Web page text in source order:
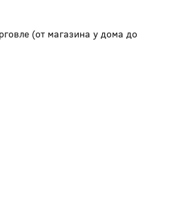
(от магазина у дома до